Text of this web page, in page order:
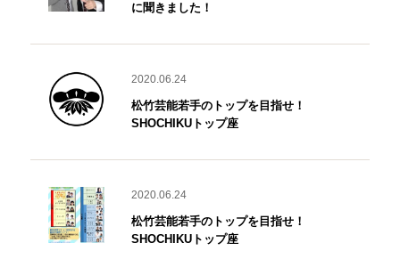
に聞きました！
2020.06.24
松竹芸能若手のトップを目指せ！
SHOCHIKUトップ座
2020.06.24
松竹芸能若手のトップを目指せ！
SHOCHIKUトップ座